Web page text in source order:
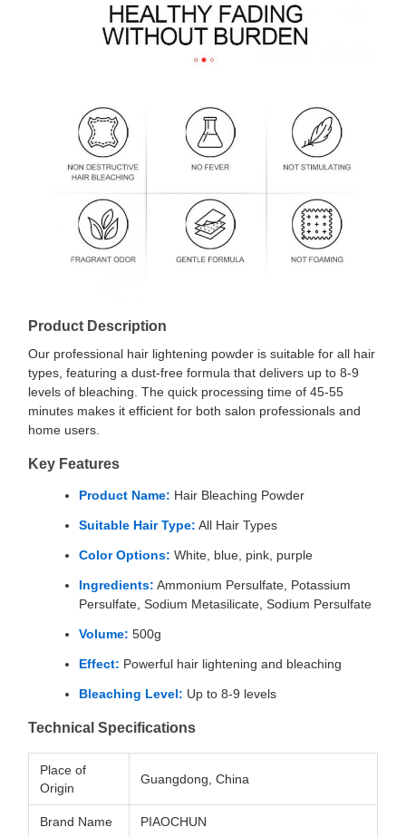
Product Description
Our professional hair lightening powder is suitable for all hair
types, featuring a dust-free formula that delivers up to 8-9
levels of bleaching. The quick processing time of 45-55
minutes makes it efficient for both salon professionals and
home users.
Key Features
Product Name: Hair Bleaching Powder
Suitable Hair Type: All Hair Types
Color Options: White, blue, pink, purple
Ingredients: Ammonium Persulfate, Potassium
Persulfate, Sodium Metasilicate, Sodium Persulfate
Volume: 500g
Effect: Powerful hair lightening and bleaching
Bleaching Level: Up to 8-9 levels
Technical Specifications
Place of
Origin
Guangdong, China
Brand Name PIAOCHUN